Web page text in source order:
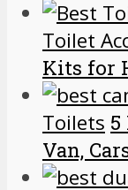
Toilet
Kits for
Toilets 5
Van,